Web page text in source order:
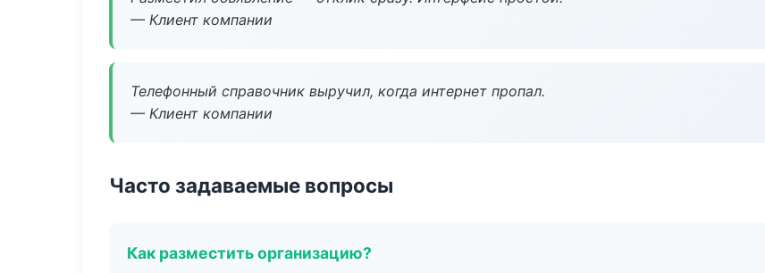
— Клиент компании
Телефонный справочник выручил, когда интернет пропал.
— Клиент компании
Часто задаваемые вопросы
Как разместить организацию?